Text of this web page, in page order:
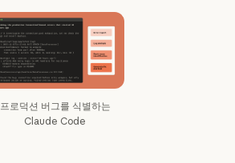
프로덕션 버그를 식별하는
Claude Code